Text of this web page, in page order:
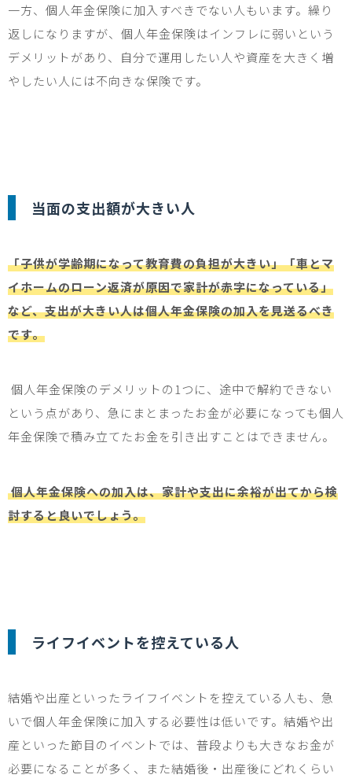
一方、個人年金保険に加入すべきでない人もいます。繰り
返しになりますが、個人年金保険はインフレに弱いという
デメリットがあり、自分で運用したい人や資産を大きく増
やしたい人には不向きな保険です。
当面の支出額が大きい人
「子供が学齢期になって教育費の負担が大きい」「車とマ
イホームのローン返済が原因で家計が赤字になっている」
など、支出が大きい人は個人年金保険の加入を見送るべき
です。
個人年金保険のデメリットの 1 つに、途中で解約できない
という点があり、急にまとまったお金が必要になっても個人
年金保険で積み立てたお金を引き出すことはできません。
個人年金保険への加入は、家計や支出に余裕が出てから検
討すると良いでしょう。
ライフイベントを控えている人
結婚や出産といったライフイベントを控えている人も、急
いで個人年金保険に加入する必要性は低いです。結婚や出
産といった節目のイベントでは、普段よりも大きなお金が
必要になることが多く、また結婚後・出産後にどれくらい